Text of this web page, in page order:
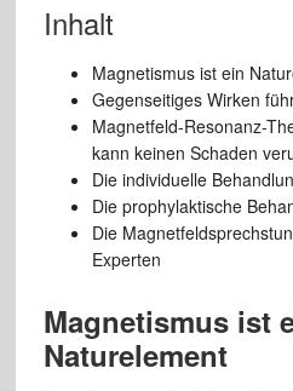
Inhalt
Magnetismus ist ein
Gegenseitiges Wirken
Magnetfeld-Resonanz-
kann keinen Schaden
Die individuelle
Die prophylaktische
Die
Experten
Magnetismus ist
Naturelement